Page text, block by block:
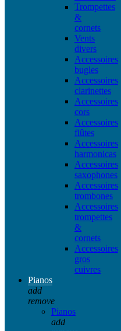
Trompettes
&
cornets
Vents
divers
Accessoires
bugles
Accessoires
clarinettes
Accessoires
cors
Accessoires
flûtes
Accessoires
harmonicas
Accessoires
saxophones
Accessoires
trombones
Accessoires
trompettes
&
cornets
Accessoires
gros
cuivres
Pianos
add
remove
Pianos
add